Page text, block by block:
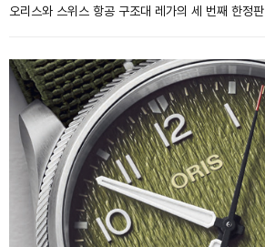
오리스와 스위스 항공 구조대 레가의 세 번째 한정판